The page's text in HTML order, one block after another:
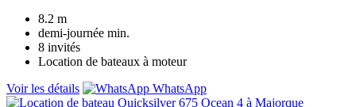
8.2 m
demi-journée min.
8 invités
Location de bateaux à moteur
Voir les détails
WhatsApp